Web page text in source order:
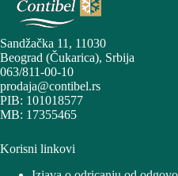
Sandžačka 11, 11030
Beograd (Čukarica), Srbija
063/811-00-10
prodaja@contibel.rs
PIB: 101018577
MB: 17355465
Korisni linkovi